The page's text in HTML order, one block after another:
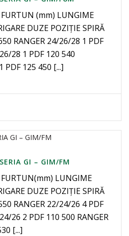
(mm) LUNGIME
DUZE POZIȚIE SPIRĂ
RANGER 24/26/28 1 PDF
28 1 PDF 120 540
PDF 125 450 [...]
GI – GIM/FM
LUNGIME
DUZE POZIȚIE SPIRĂ
RANGER 22/24/26 4 PDF
26 2 PDF 110 500 RANGER
[...]